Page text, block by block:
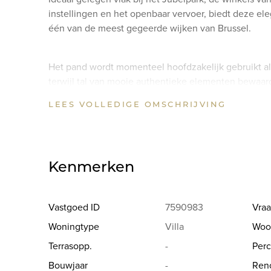
instellingen en het openbaar vervoer, biedt deze
één van de meest gegeerde wijken van Brussel.
Het pand wordt momenteel hoofdzakelijk gebruikt
terwijl tal van mooie authentieke elementen
aantrekkelijke architectuur leent de woning zich
De eigendom beschikt bovendien over een
park, de winkels en verschillende internationale
LEES VOLLEDIGE OMSCHRIJVING
Kenmerken
Vastgoed ID 7590983
Woningtype
Villa
Terrasopp.
-
Bouwjaar
-